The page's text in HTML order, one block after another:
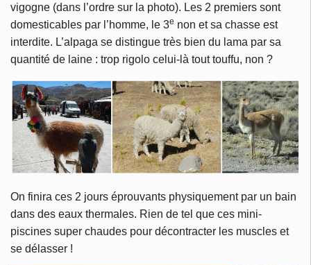
vigogne (dans l’ordre sur la photo). Les 2 premiers sont
domesticables par l’homme, le 3e non et sa chasse est
interdite. L’alpaga se distingue très bien du lama par sa
quantité de laine : trop rigolo celui-là tout touffu, non ?
On finira ces 2 jours éprouvants physiquement par un bain
dans des eaux thermales. Rien de tel que ces mini-
piscines super chaudes pour décontracter les muscles et
se délasser !